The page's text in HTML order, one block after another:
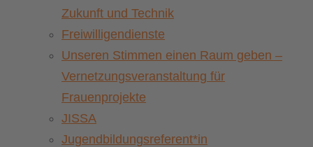
Zukunft und Technik
Freiwilligendienste
Unseren Stimmen einen Raum geben –
Vernetzungsveranstaltung für
Frauenprojekte
JISSA
Jugendbildungsreferent*in